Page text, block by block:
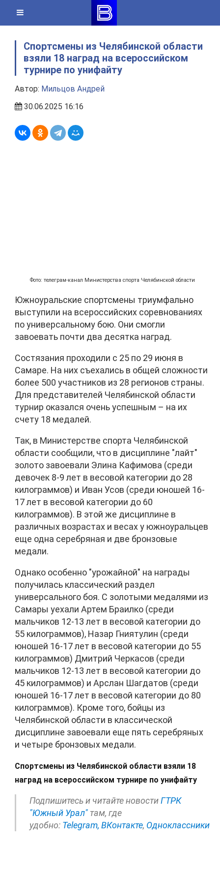
content
Спортсмены из Челябинской области
взяли 18 наград на всероссийском
турнире по унифайту
Автор: Мильцов Андрей
30.06.2025 16:16
Фото: телеграм-канал Министерства спорта Челябинской области
Южноуральские спортсмены триумфально
выступили на всероссийских соревнованиях
по универсальному бою. Они смогли
завоевать почти два десятка наград.
Состязания проходили с 25 по 29 июня в
Самаре. На них съехались в общей сложности
более 500 участников из 28 регионов страны.
Для представителей Челябинской области
турнир оказался очень успешным – на их
счету 18 медалей.
Так, в Министерстве спорта Челябинской
области сообщили, что в дисциплине "лайт"
золото завоевали Элина Кафимова (среди
девочек 8-9 лет в весовой категории до 28
килограммов) и Иван Усов (среди юношей 16-
17 лет в весовой категории до 60
килограммов). В этой же дисциплине в
различных возрастах и весах у южноуральцев
еще одна серебряная и две бронзовые
медали.
Однако особенно "урожайной" на награды
получилась классический раздел
универсального боя. С золотыми медалями из
Самары уехали Артем Браилко (среди
мальчиков 12-13 лет в весовой категории до
55 килограммов), Назар Гниятулин (среди
юношей 16-17 лет в весовой категории до 55
килограммов) Дмитрий Черкасов (среди
мальчиков 12-13 лет в весовой категории до
45 килограммов) и Арслан Шагдатов (среди
юношей 16-17 лет в весовой категории до 80
килограммов). Кроме того, бойцы из
Челябинской области в классической
дисциплине завоевали еще пять серебряных
и четыре бронзовых медали.
Спортсмены из Челябинской области взяли 18
наград на всероссийском турнире по унифайту
Подпишитесь и читайте новостиГТРК
"Южный Урал" там, где
удобно: Telegram, ВКонтакте, Одноклассники